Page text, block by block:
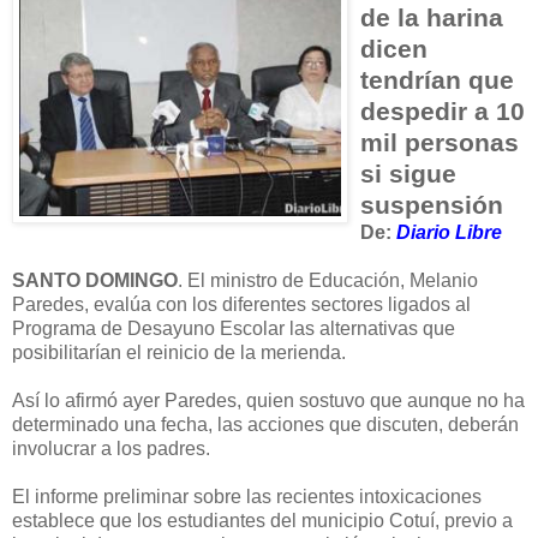
de la harina
dicen
tendrían que
despedir a 10
mil personas
si sigue
suspensión
De: Diario Libre
SANTO DOMINGO. El ministro de Educación, Melanio
Paredes, evalúa con los diferentes sectores ligados al
Programa de Desayuno Escolar las alternativas que
posibilitarían el reinicio de la merienda.
Así lo afirmó ayer Paredes, quien sostuvo que aunque no ha
determinado una fecha, las acciones que discuten, deberán
involucrar a los padres.
El informe preliminar sobre las recientes intoxicaciones
establece que los estudiantes del municipio Cotuí, previo a